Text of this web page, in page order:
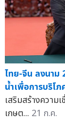
ไทย-จีน ลงนาม
น้ำเพื่อการบริโ
เสริมสร้างความ
เกษต... 21 ก.ค.